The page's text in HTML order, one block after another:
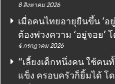
8 สิงหาคม 2026
เมื่อคนไทยอายุยืนขึ้น ‘อ
ต้องพ่วงความ ‘อยู่จอย’
4 กรกฎาคม 2026
“เลี้ยงเด็กหนึ่งคน ใช้คน
แข็ง ครอบครัวก็ยิ้มได้ โ